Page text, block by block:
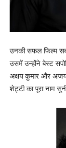
उनकी सफल फिल्म
उसमें उन्होंने बेस्ट
अक्षय कुमार और
शेट्टी का पूरा नाम